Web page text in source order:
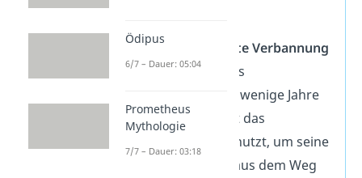
Die wohl
bekannteste Verbannung
war die des Politikers
. Noch wenige Jahre
zuvor hatte er selbst das
Scherbengericht genutzt, um seine
politischen Gegner aus dem Weg
Ödipus
6/7 – Dauer: 05:04
Prometheus
Mythologie
7/7 – Dauer: 03:18